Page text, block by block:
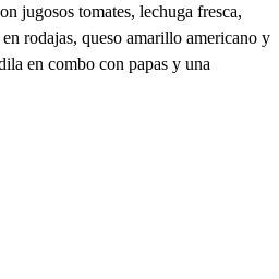
jugosos tomates, lechuga fresca,
rodajas, queso amarillo americano y
en combo con papas y una